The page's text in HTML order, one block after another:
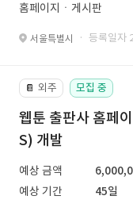
홈페이지ㆍ게시판
서울특별시 · 등록일자
📔 외주 모집 중
웹툰 출판사 홈페
S) 개발
예상 금액
예상 기간
45일